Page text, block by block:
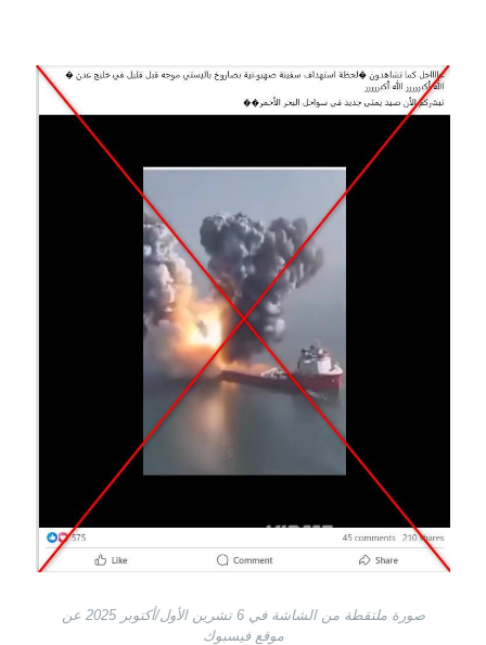
Image
صورة ملتقطة من الشاشة في 6 تشرين الأول/أكتوبر 2025 عن
موقع فيسبوك